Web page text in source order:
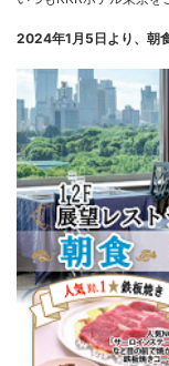
2024年1月5日より、朝